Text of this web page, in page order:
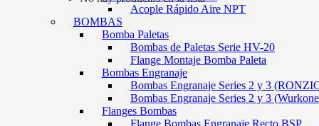
Acople Rápido Aire NPT
BOMBAS
Bomba Paletas
Bombas de Paletas Serie HV-20
Flange Montaje Bomba Paleta
Bombas Engranaje
Bombas Engranaje Series 2 y 3
Bombas Engranaje Series 2 y 3
Flanges Bombas
Flange Bombas Engranaje Recto BSP